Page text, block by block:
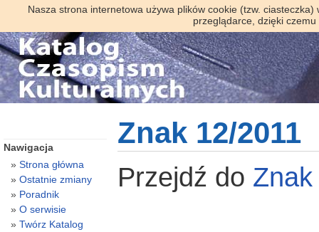
Nasza strona internetowa używa plików cookie (tzw.
przeglądarce, dzięki
Znak 12/2011
Przejdź do Znak
Nawigacja
Strona główna
Ostatnie zmiany
Poradnik
O serwisie
Twórz Katalog